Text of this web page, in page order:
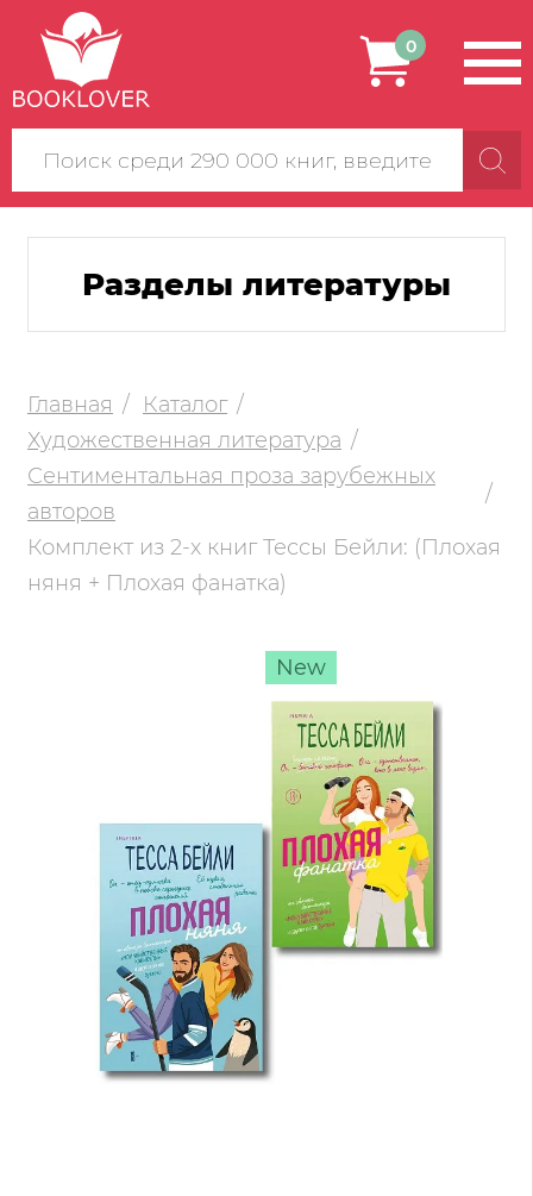
Поиск
по
сайту
0
Разделы литературы
Главная
Каталог
Художественная литература
Сентиментальная проза зарубежных
авторов
Комплект из 2-х книг Тессы Бейли: (Плохая
няня + Плохая фанатка)
New